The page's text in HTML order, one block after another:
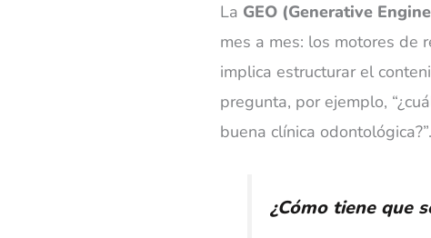
La GEO (Generative
mes a mes: los motores de
implica estructurar el
pregunta, por ejemplo,
buena clínica odontológica?”.
¿Cómo tiene que